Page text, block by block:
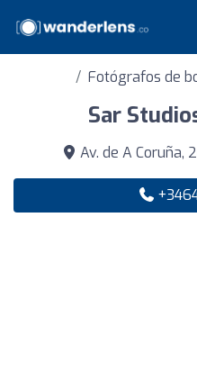
Fotógrafos de
Sar
Av. de A Coruña,